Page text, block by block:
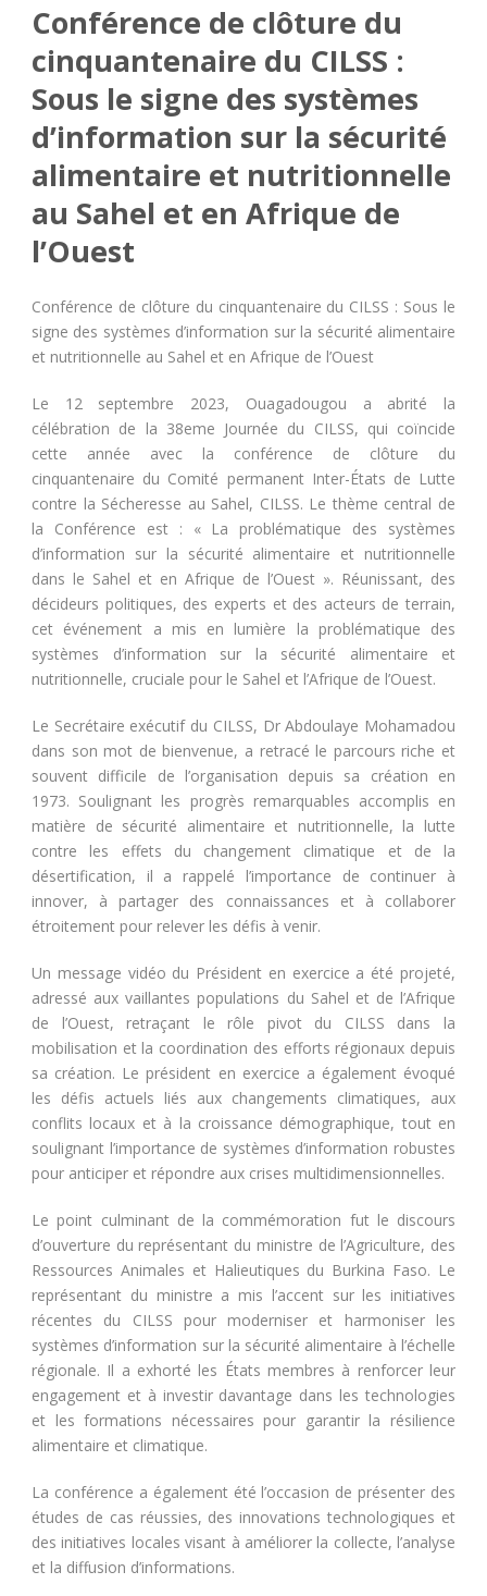
Conférence de clôture du
cinquantenaire du CILSS :
Sous le signe des systèmes
d’information sur la sécurité
alimentaire et nutritionnelle
au Sahel et en Afrique de
l’Ouest
Conférence de clôture du cinquantenaire du CILSS : Sous le
signe des systèmes d’information sur la sécurité alimentaire
et nutritionnelle au Sahel et en Afrique de l’Ouest
Le 12 septembre 2023, Ouagadougou a abrité la
célébration de la 38eme Journée du CILSS, qui coïncide
cette année avec la conférence de clôture du
cinquantenaire du Comité permanent Inter-États de Lutte
contre la Sécheresse au Sahel, CILSS. Le thème central de
la Conférence est : « La problématique des systèmes
d’information sur la sécurité alimentaire et nutritionnelle
dans le Sahel et en Afrique de l’Ouest ». Réunissant, des
décideurs politiques, des experts et des acteurs de terrain,
cet événement a mis en lumière la problématique des
systèmes d’information sur la sécurité alimentaire et
nutritionnelle, cruciale pour le Sahel et l’Afrique de l’Ouest.
Le Secrétaire exécutif du CILSS, Dr Abdoulaye Mohamadou
dans son mot de bienvenue, a retracé le parcours riche et
souvent difficile de l’organisation depuis sa création en
1973. Soulignant les progrès remarquables accomplis en
matière de sécurité alimentaire et nutritionnelle, la lutte
contre les effets du changement climatique et de la
désertification, il a rappelé l’importance de continuer à
innover, à partager des connaissances et à collaborer
étroitement pour relever les défis à venir.
Un message vidéo du Président en exercice a été projeté,
adressé aux vaillantes populations du Sahel et de l’Afrique
de l’Ouest, retraçant le rôle pivot du CILSS dans la
mobilisation et la coordination des efforts régionaux depuis
sa création. Le président en exercice a également évoqué
les défis actuels liés aux changements climatiques, aux
conflits locaux et à la croissance démographique, tout en
soulignant l’importance de systèmes d’information robustes
pour anticiper et répondre aux crises multidimensionnelles.
Le point culminant de la commémoration fut le discours
d’ouverture du représentant du ministre de l’Agriculture, des
Ressources Animales et Halieutiques du Burkina Faso. Le
représentant du ministre a mis l’accent sur les initiatives
récentes du CILSS pour moderniser et harmoniser les
systèmes d’information sur la sécurité alimentaire à l’échelle
régionale. Il a exhorté les États membres à renforcer leur
engagement et à investir davantage dans les technologies
et les formations nécessaires pour garantir la résilience
alimentaire et climatique.
La conférence a également été l’occasion de présenter des
études de cas réussies, des innovations technologiques et
des initiatives locales visant à améliorer la collecte, l’analyse
et la diffusion d’informations.